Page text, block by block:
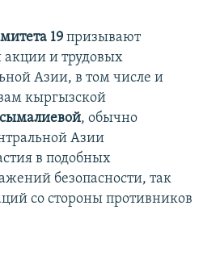
19 призывают
акции и трудовых
Азии, в том числе и
кыргызской
, обычно
Азии
в подобных
безопасности, так
со стороны противников